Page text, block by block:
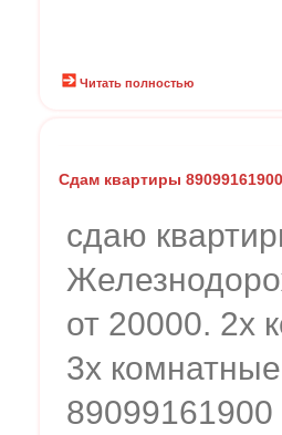
Читать полностью
Сдам квартиры 89099161900
сдаю
от 20000. 2х
3х
89099161900